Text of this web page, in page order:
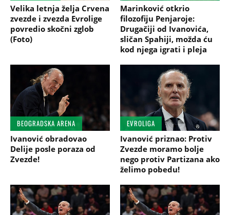
Velika letnja želja Crvena
zvezde i zvezda Evrolige
povredio skočni zglob
(Foto)
Marinković otkrio
filozofiju Penjaroje:
Drugačiji od Ivanovića,
sličan Spahiji, možda ću
kod njega igrati i pleja
BEOGRADSKA ARENA
Ivanović obradovao
Delije posle poraza od
Zvezde!
EVROLIGA
Ivanović priznao: Protiv
Zvezde moramo bolje
nego protiv Partizana ako
želimo pobedu!